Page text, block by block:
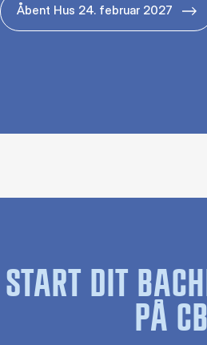
Åbent Hus 24. februar 2027
START DIT
PÅ